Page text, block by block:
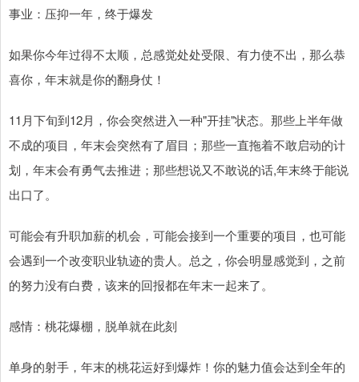
事业：压抑一年，终于爆发
如果你今年过得不太顺，总感觉处处受限、有力使不出，那么恭
喜你，年末就是你的翻身仗！
11月下旬到12月，你会突然进入一种"开挂"状态。那些上半年做
不成的项目，年末会突然有了眉目；那些一直拖着不敢启动的计
划，年末会有勇气去推进；那些想说又不敢说的话,年末终于能说
出口了。
可能会有升职加薪的机会，可能会接到一个重要的项目，也可能
会遇到一个改变职业轨迹的贵人。总之，你会明显感觉到，之前
的努力没有白费，该来的回报都在年末一起来了。
感情：桃花爆棚，脱单就在此刻
单身的射手，年末的桃花运好到爆炸！你的魅力值会达到全年的